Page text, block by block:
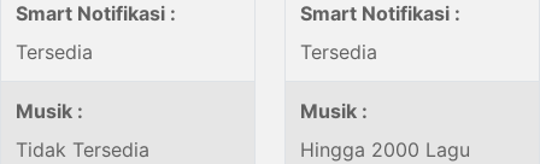
Smart Notifikasi :
Tersedia
Smart Notifikasi :
Tersedia
Musik :
Tidak Tersedia
Musik :
Hingga 2000 Lagu